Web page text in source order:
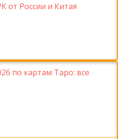
от России и Китая
по картам Таро: все